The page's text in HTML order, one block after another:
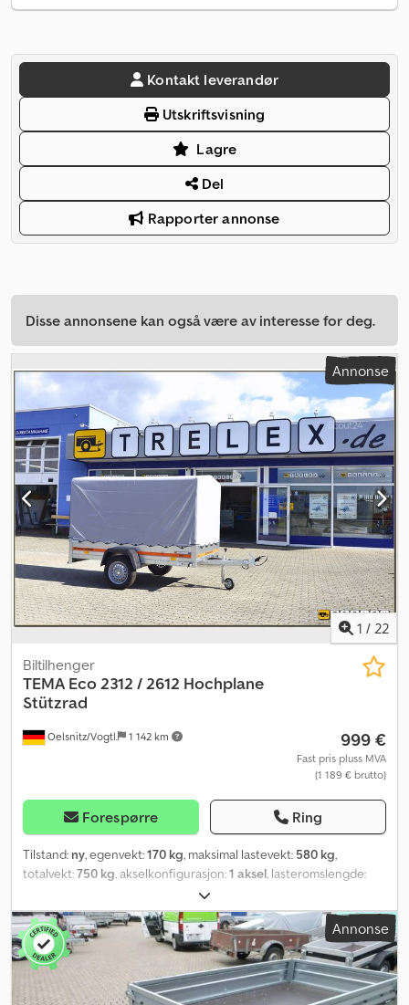
Kontakt leverandør
Utskriftsvisning
Lagre
Del
Rapporter annonse
Disse annonsene kan også være av interesse for deg.
Annonse
1 / 22
Oelsnitz/Vogtl. 1 142 km
Biltilhenger
TEMA Eco 2312 / 2612 Hochplane
Stützrad
999 €
Fast pris pluss MVA
(1 189 € brutto)
Forespørre Ring
Tilstand: ny, egenvekt:170 kg, maksimal lastevekt: 580 kg,
totalvekt:750 kg , akselkonfigurasjon:1 aksel , lasteromslengde:
1 260 mm
mm, total lengde:3 210 mm, total bredde:1 710 mm,
dekkstørrelse:R13, farge:grå, tilhengerbrems:tilhenger uten
bremser,
Annonse